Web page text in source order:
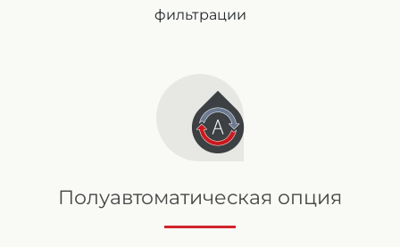
фильтрации
Полуавтоматическая опция